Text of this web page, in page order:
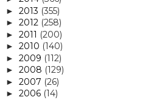
► 2013 (355)
► 2012 (258)
► 2011 (200)
► 2010 (140)
► 2009 (112)
► 2008 (129)
► 2007 (26)
► 2006 (14)